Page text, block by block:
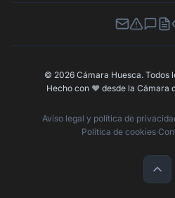
Newsletter
Canal de
Buzón
© 2026 Cámara Huesca. Todos
Hecho con ❤️desde la Cámara
Aviso legal y política de
Política de cookies·